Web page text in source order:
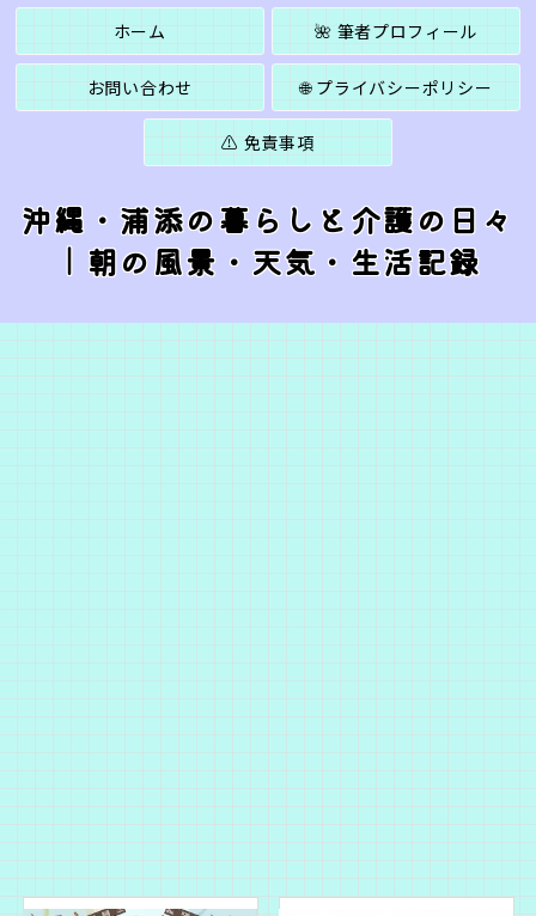
沖縄・浦添の暮らしと介護の日々
｜朝の風景・天気・生活記録
ホーム 🌺 筆者プロフィール
お問い合わせ 🌐 プライバシーポリシー
⚠️ 免責事項